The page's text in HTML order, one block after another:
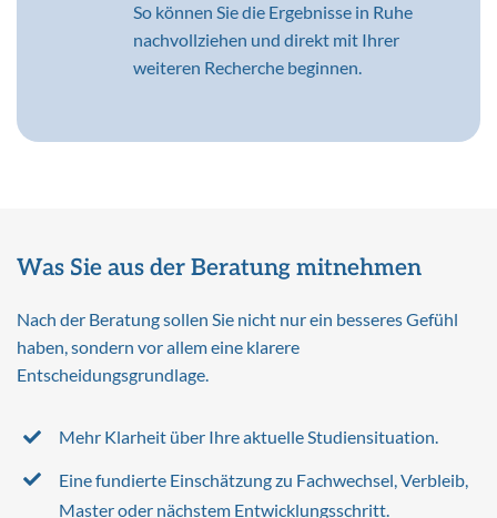
So können Sie die Ergebnisse in Ruhe
nachvollziehen und direkt mit Ihrer
weiteren Recherche beginnen.
Was Sie aus der Beratung mitnehmen
Nach der Beratung sollen Sie nicht nur ein besseres Gefühl
haben, sondern vor allem eine klarere
Entscheidungsgrundlage.
Mehr Klarheit über Ihre aktuelle Studiensituation.
Eine fundierte Einschätzung zu Fachwechsel, Verbleib,
Master oder nächstem Entwicklungsschritt.